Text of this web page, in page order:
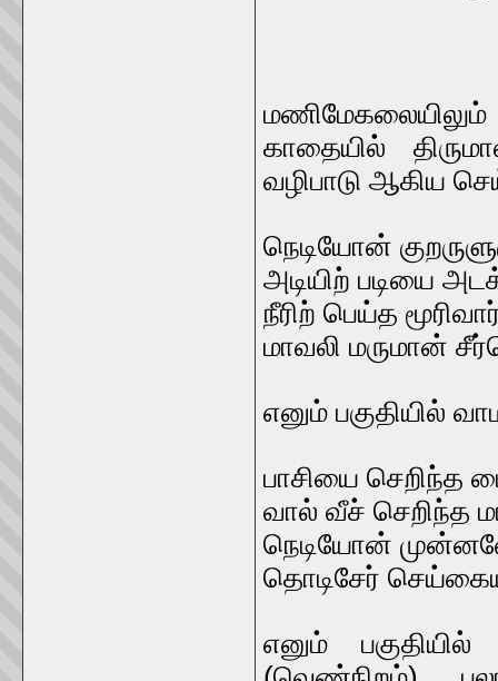
காதையில்
வழிபாடு ஆகிய
நெடியோன்
அடியிற் படியை
நீரிற் பெய்த
மாவலி மருமான்
எனும் பகுதியில்
பாசியை செறிந்த
வால் வீச் செறிந்த
நெடியோன்
தொடிசேர்
எனும்